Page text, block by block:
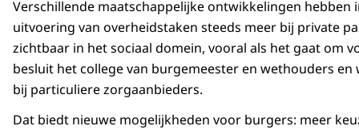
Verschillende maatschappelijke ontwikkelingen
uitvoering van overheidstaken steeds meer bij private
zichtbaar in het sociaal domein, vooral als het gaat om
besluit het college van burgemeester en wethouders
bij particuliere zorgaanbieders.
Dat biedt nieuwe mogelijkheden voor burgers: meer